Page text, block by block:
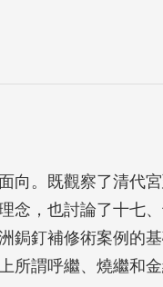
向。既觀察了清代
念，也討論了十七
鋦釘補修術案例的
所謂呼繼、燒繼和